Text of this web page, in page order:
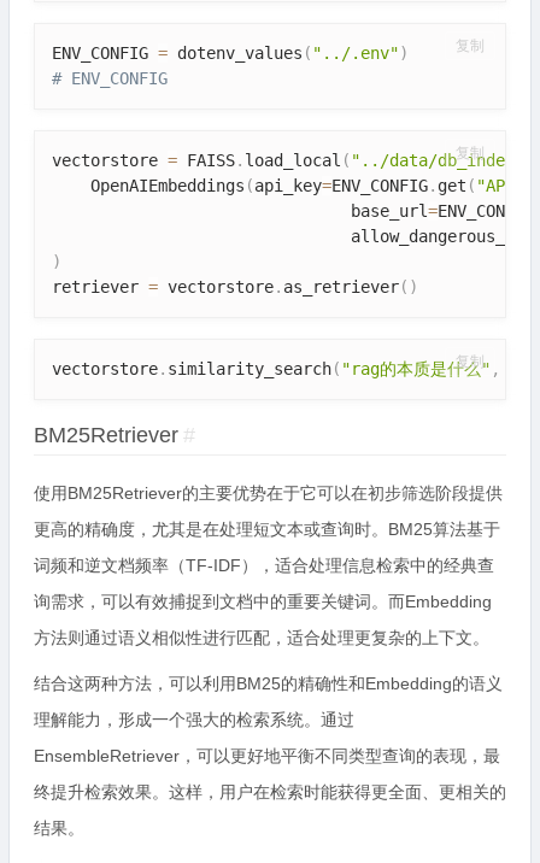
ENV_CONFIG = dotenv_values ( "../.env")
# ENV_CONFIG
复制
vectorstore = FAISS. load_local ( "../data/db_index"
    OpenAIEmbeddings
(api_key=ENV_CONFIG. get (
                               base_url
=ENV_CONFIG
)
retriever = vectorstore. as_retriever( )
复制
vectorstore. similarity_search( "rag的本质是什么" ,
复制
BM25Retriever #
使用BM25Retriever的主要优势在于它可以在初步筛选阶段提供
更高的精确度，尤其是在处理短文本或查询时。BM25算法基于
词频和逆文档频率（TF-IDF），适合处理信息检索中的经典查
询需求，可以有效捕捉到文档中的重要关键词。而Embedding
方法则通过语义相似性进行匹配，适合处理更复杂的上下文。
结合这两种方法，可以利用BM25的精确性和Embedding的语义
理解能力，形成一个强大的检索系统。通过
EnsembleRetriever，可以更好地平衡不同类型查询的表现，最
终提升检索效果。这样，用户在检索时能获得更全面、更相关的
结果。